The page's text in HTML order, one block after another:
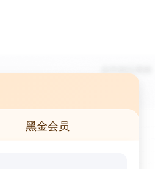
黑金会员